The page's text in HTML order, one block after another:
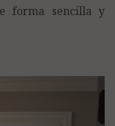
forma sencilla y